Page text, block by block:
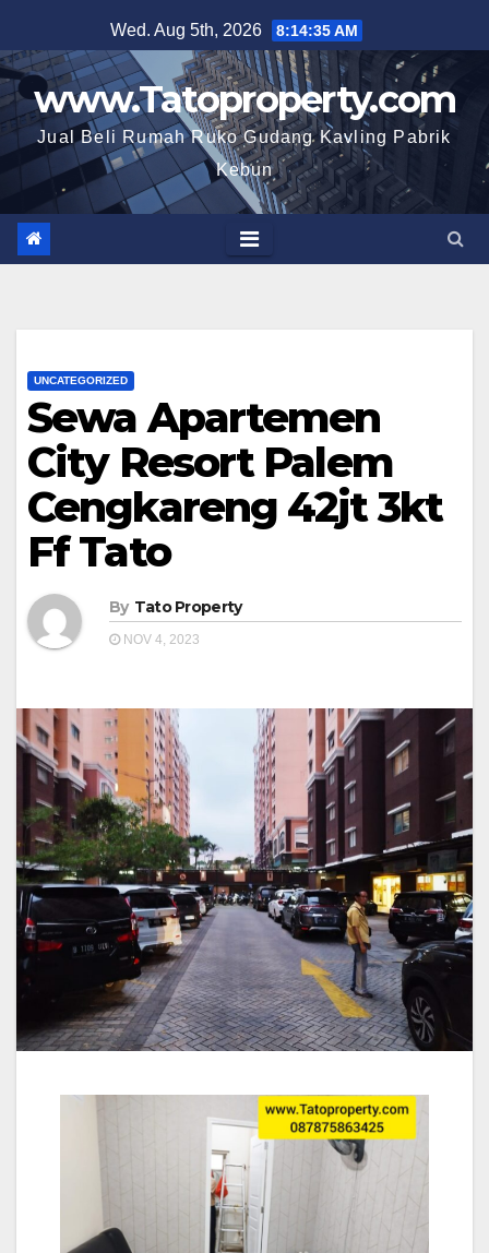
to
content
Wed. Aug 5th, 2026 8:14:36 AM
www.Tatoproperty.com
Jual Beli Rumah Ruko Gudang Kavling Pabrik
Kebun
UNCATEGORIZED
Sewa Apartemen
City Resort Palem
Cengkareng 42jt 3kt
Ff Tato
By Tato Property
NOV 4, 2023